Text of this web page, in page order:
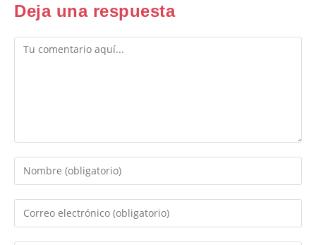
Deja una respuesta
Comentario
Introduce
tu
nombre
Introduce
tu